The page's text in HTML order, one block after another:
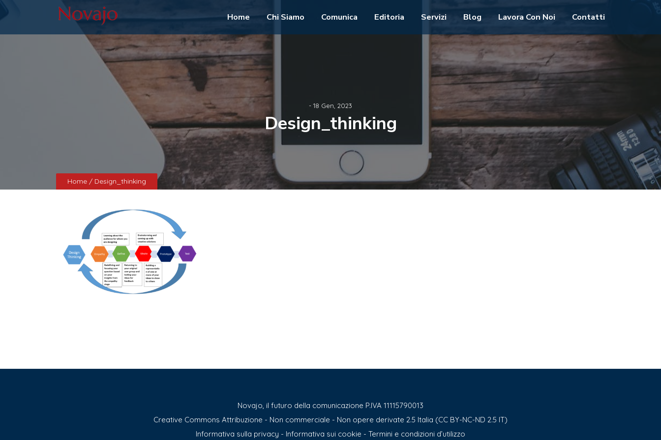
Home Chi Siamo Comunica Editoria Servizi Blog Lavora Con Noi Contatti
- 18 Gen, 2023
Design_thinking
Home / Design_thinking
Novajo, il futuro della comunicazione P.IVA 11115790013
Creative Commons Attribuzione - Non commerciale - Non opere derivate 2.5 Italia (CC BY-NC-ND 2.5 IT)
Informativa sulla privacy - Informativa sui cookie - Termini e condizioni d’utilizzo